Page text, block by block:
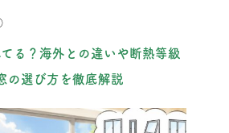
る？海外との違いや断熱等級
の選び方を徹底解説